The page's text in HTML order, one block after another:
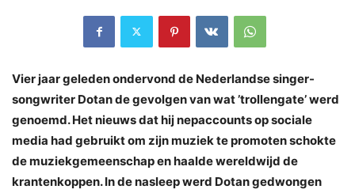
Vier jaar geleden ondervond de Nederlandse singer-
songwriter Dotan de gevolgen van wat ’trollengate’ werd
genoemd. Het nieuws dat hij nepaccounts op sociale
media had gebruikt om zijn muziek te promoten schokte
de muziekgemeenschap en haalde wereldwijd de
krantenkoppen. In de nasleep werd Dotan gedwongen